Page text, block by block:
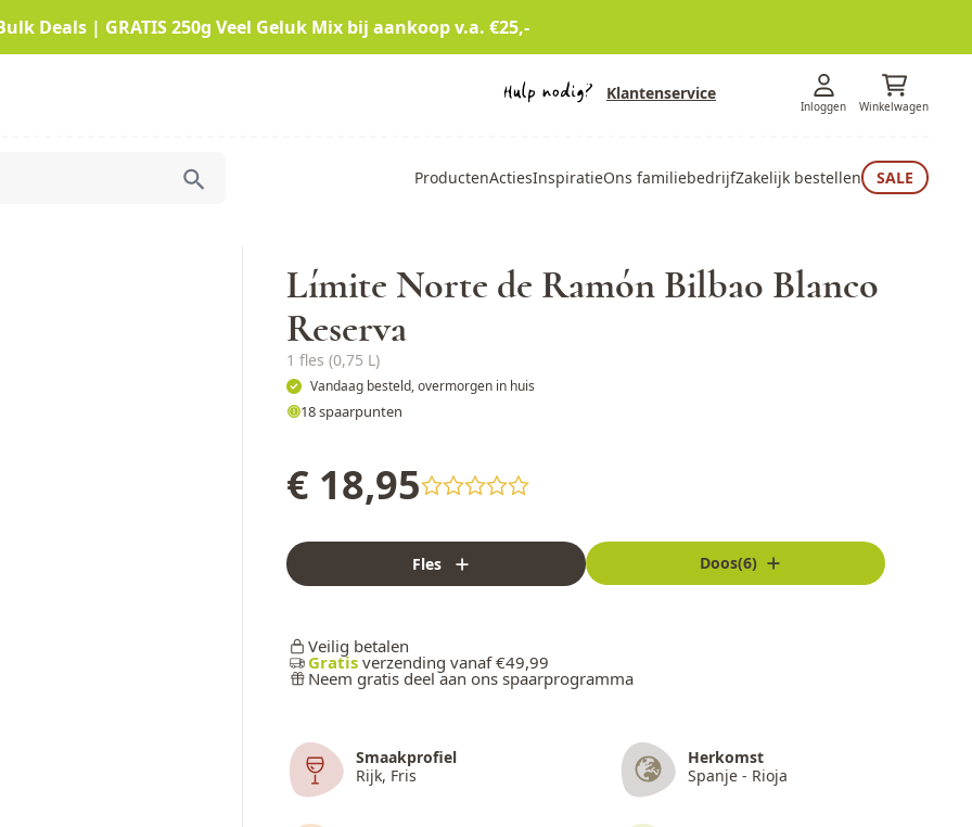
Deals | GRATIS 250g Veel Geluk Mix bij aankoop v.a. €25,-
Klantenservice
Inloggen Winkelwagen
ProductenActiesInspiratieOns familiebedrijfZakelijk bestellen SALE
Límite Norte de Ramón Bilbao Blanco
Reserva
1 fles (0,75 L)
Vandaag besteld, overmorgen in huis
18 spaarpunten
€ 18,95
Fles Doos(6)
Veilig betalen
Gratis verzending vanaf €49,99
Neem gratis deel aan ons spaarprogramma
Smaakprofiel
Rijk, Fris
Herkomst
Spanje - Rioja